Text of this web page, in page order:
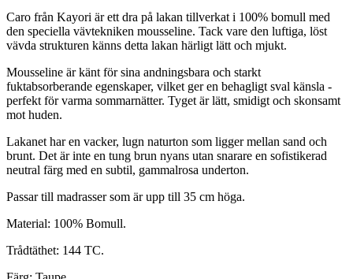
Caro från Kayori är ett dra på lakan tillverkat i 100% bomull med
den speciella vävtekniken mousseline. Tack vare den luftiga, löst
vävda strukturen känns detta lakan härligt lätt och mjukt.
Mousseline är känt för sina andningsbara och starkt
fuktabsorberande egenskaper, vilket ger en behagligt sval känsla -
perfekt för varma sommarnätter. Tyget är lätt, smidigt och skonsamt
mot huden.
Lakanet har en vacker, lugn naturton som ligger mellan sand och
brunt. Det är inte en tung brun nyans utan snarare en sofistikerad
neutral färg med en subtil, gammalrosa underton.
Passar till madrasser som är upp till 35 cm höga.
Material: 100% Bomull.
Trådtäthet: 144 TC.